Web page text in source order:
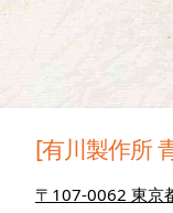
[有川製作所
〒107-0062 東京